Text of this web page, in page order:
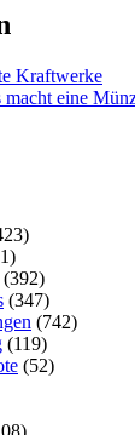
Kraftwerke
eine
(392)
(347)
(742)
(119)
(52)